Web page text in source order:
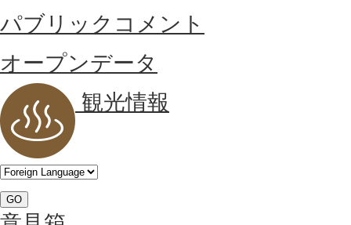
パブリックコメント
オープンデータ
観光情報
GO